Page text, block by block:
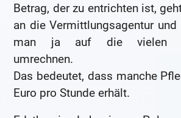
Betrag, der zu entrichten ist,
an die Vermittlungsagentur
man ja auf die vielen
umrechnen.
Das bedeutet, dass manche
Euro pro Stunde erhält.